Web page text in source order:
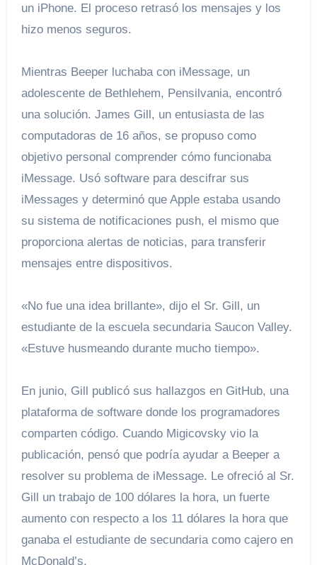
un iPhone. El proceso retrasó los mensajes y los
hizo menos seguros.
Mientras Beeper luchaba con iMessage, un
adolescente de Bethlehem, Pensilvania, encontró
una solución. James Gill, un entusiasta de las
computadoras de 16 años, se propuso como
objetivo personal comprender cómo funcionaba
iMessage. Usó software para descifrar sus
iMessages y determinó que Apple estaba usando
su sistema de notificaciones push, el mismo que
proporciona alertas de noticias, para transferir
mensajes entre dispositivos.
«No fue una idea brillante», dijo el Sr. Gill, un
estudiante de la escuela secundaria Saucon Valley.
«Estuve husmeando durante mucho tiempo».
En junio, Gill publicó sus hallazgos en GitHub, una
plataforma de software donde los programadores
comparten código. Cuando Migicovsky vio la
publicación, pensó que podría ayudar a Beeper a
resolver su problema de iMessage. Le ofreció al Sr.
Gill un trabajo de 100 dólares la hora, un fuerte
aumento con respecto a los 11 dólares la hora que
ganaba el estudiante de secundaria como cajero en
McDonald’s.